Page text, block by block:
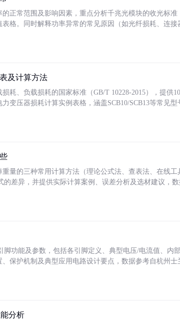
正常范围及影响因素，重点分析千兆光模块的收光标准
格。同时解释功率异常的常见原因（如光纤损耗、连
及计算方法
耗、负载损耗的国家标准（GB/T 10228-2015），提供
变压器损耗计算实例表格，涵盖SCB10/SCB13等常见
量的三种常用计算方法（理论公式法、查表法、在线
的差异，并提供实际计算案例、误差分析及选材建议，
脚功能及参数，包括各引脚定义、典型电压/电流值、内
保护机制及典型应用电路设计要点，数据参考自杭州
分析